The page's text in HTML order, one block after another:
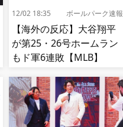
12/02 18:35 ボールパーク速報
【海外の反応】大谷翔平
が第25・26号ホームラン
もド軍6連敗【MLB】